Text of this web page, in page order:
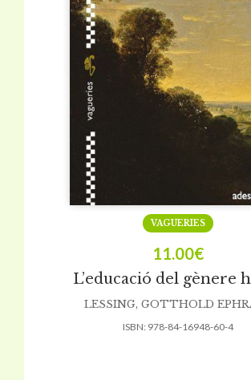
L’educació del gènere
VAGUERIES
11.00€
LESSING, GOTTHOLD
ISBN: 978-84-16948-60-4